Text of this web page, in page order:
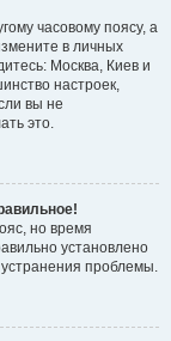
часовому поясу, а
в личных
Москва, Киев и
настроек,
вы не
это.
но время
установлено
проблемы.